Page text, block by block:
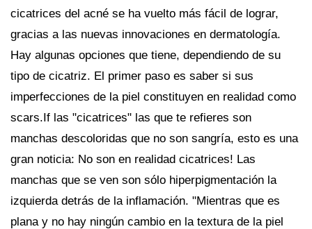
cicatrices del acné se ha vuelto más fácil de lograr,
gracias a las nuevas innovaciones en dermatología.
Hay algunas opciones que tiene, dependiendo de su
tipo de cicatriz. El primer paso es saber si sus
imperfecciones de la piel constituyen en realidad como
scars.If las "cicatrices" las que te refieres son
manchas descoloridas que no son sangría, esto es una
gran noticia: No son en realidad cicatrices! Las
manchas que se ven son sólo hiperpigmentación la
izquierda detrás de la inflamación. "Mientras que es
plana y no hay ningún cambio en la textura de la piel